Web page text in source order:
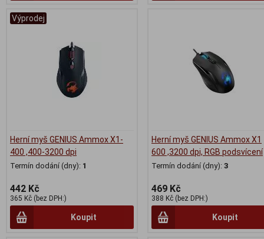
Výprodej
Herní myš GENIUS Ammox X1-
400 ,400-3200 dpi
Termín dodání (dny): 1
442 Kč
365 Kč (bez DPH:)
Koupit
Herní myš GENIUS Ammox X1
600 ,3200 dpi, RGB podsvícení
Termín dodání (dny): 3
469 Kč
388 Kč (bez DPH:)
Koupit